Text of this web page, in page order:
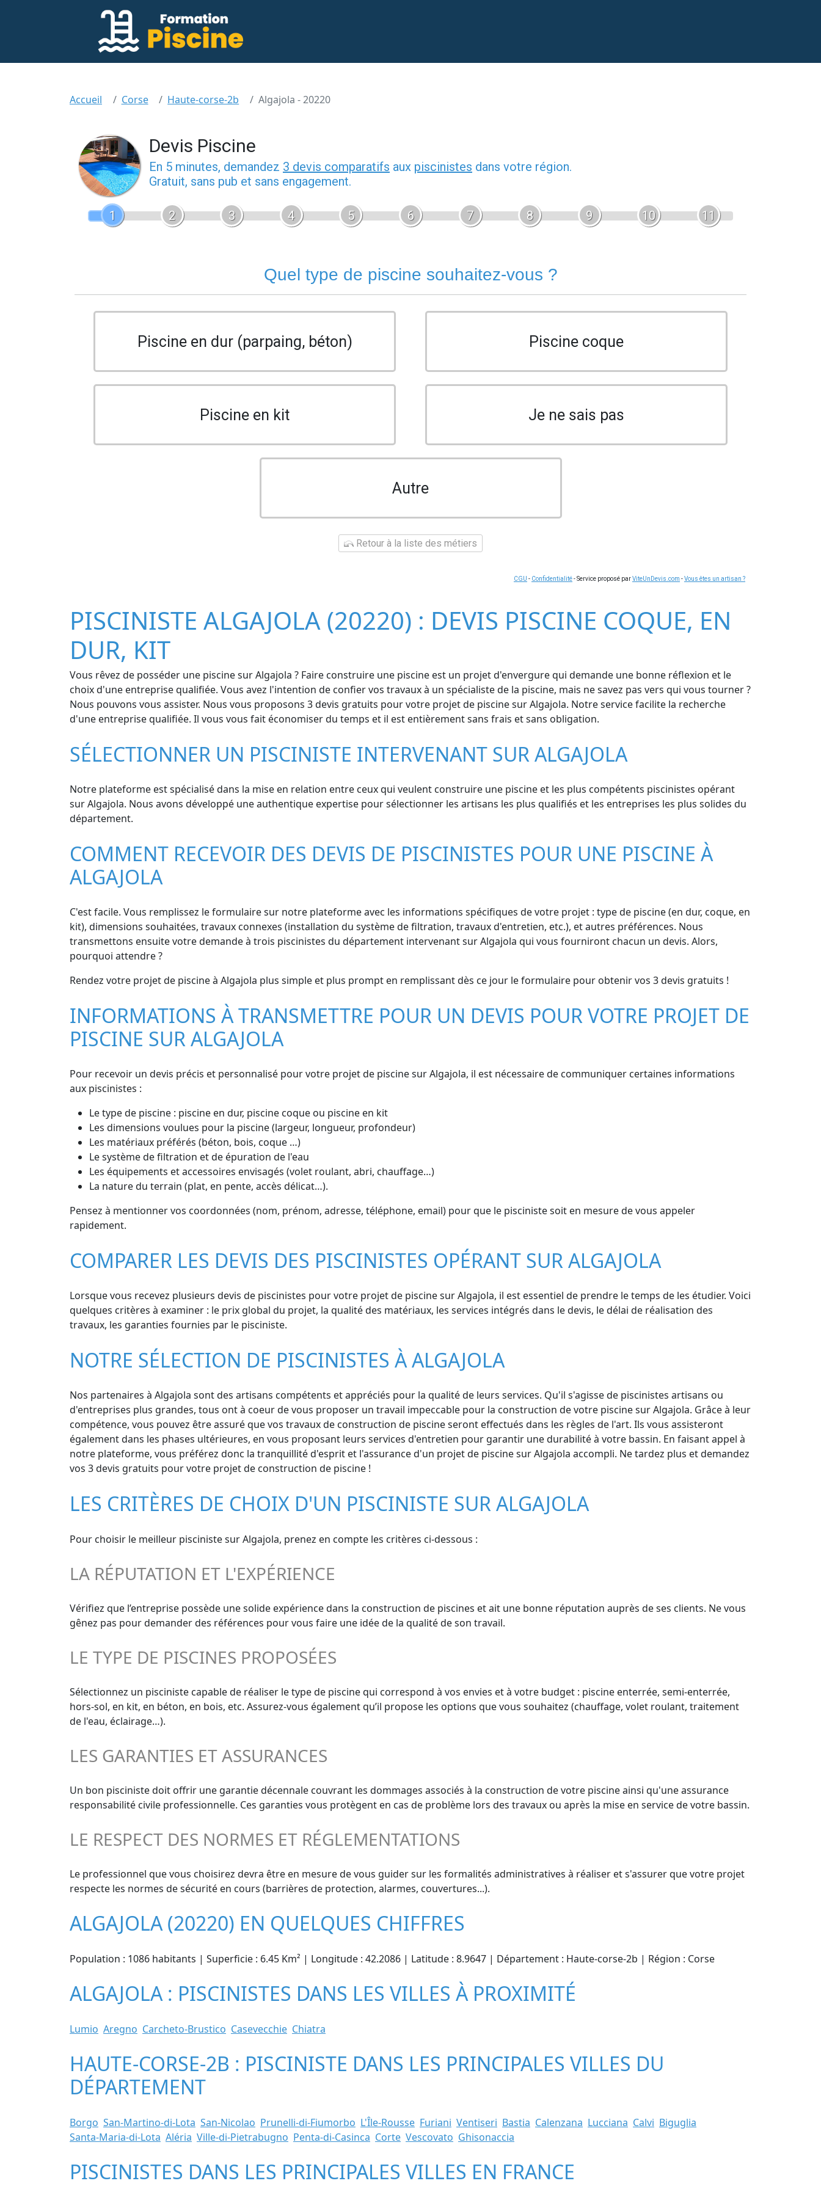
Accueil Corse Haute-corse-2b Algajola - 20220
Devis Piscine
En 5 minutes, demandez 3 devis comparatifs aux piscinistes dans votre région.
Gratuit, sans pub et sans engagement.
1 2 3 4 5 6 7 8 9 10 11
Quel type de piscine souhaitez-vous ?
Piscine en dur (parpaing, béton) Piscine coque
Piscine en kit Je ne sais pas
Autre
Retour à la liste des métiers
CGU - Confidentialité- Service proposé parViteUnDevis.com -Vous êtes un artisan ?
PISCINISTE ALGAJOLA (20220) : DEVIS PISCINE COQUE, EN
DUR, KIT
Vous rêvez de posséder une piscine sur Algajola ? Faire construire une piscine est un projet d'envergure qui demande une bonne réflexion et le
choix d'une entreprise qualifiée. Vous avez l'intention de confier vos travaux à un spécialiste de la piscine, mais ne savez pas vers qui vous tourner ?
Nous pouvons vous assister. Nous vous proposons 3 devis gratuits pour votre projet de piscine sur Algajola. Notre service facilite la recherche
d'une entreprise qualifiée. Il vous vous fait économiser du temps et il est entièrement sans frais et sans obligation.
SÉLECTIONNER UN PISCINISTE INTERVENANT SUR ALGAJOLA
Notre plateforme est spécialisé dans la mise en relation entre ceux qui veulent construire une piscine et les plus compétents piscinistes opérant
sur Algajola. Nous avons développé une authentique expertise pour sélectionner les artisans les plus qualifiés et les entreprises les plus solides du
département.
COMMENT RECEVOIR DES DEVIS DE PISCINISTES POUR UNE PISCINE À
ALGAJOLA
C'est facile. Vous remplissez le formulaire sur notre plateforme avec les informations spécifiques de votre projet : type de piscine (en dur, coque, en
kit), dimensions souhaitées, travaux connexes (installation du système de filtration, travaux d'entretien, etc.), et autres préférences. Nous
transmettons ensuite votre demande à trois piscinistes du département intervenant sur Algajola qui vous fourniront chacun un devis. Alors,
pourquoi attendre ?
Rendez votre projet de piscine à Algajola plus simple et plus prompt en remplissant dès ce jour le formulaire pour obtenir vos 3 devis gratuits !
INFORMATIONS À TRANSMETTRE POUR UN DEVIS POUR VOTRE PROJET DE
PISCINE SUR ALGAJOLA
Pour recevoir un devis précis et personnalisé pour votre projet de piscine sur Algajola, il est nécessaire de communiquer certaines informations
aux piscinistes :
Le type de piscine : piscine en dur, piscine coque ou piscine en kit
Les dimensions voulues pour la piscine (largeur, longueur, profondeur)
Les matériaux préférés (béton, bois, coque …)
Le système de filtration et de épuration de l'eau
Les équipements et accessoires envisagés (volet roulant, abri, chauffage…)
La nature du terrain (plat, en pente, accès délicat…).
Pensez à mentionner vos coordonnées (nom, prénom, adresse, téléphone, email) pour que le pisciniste soit en mesure de vous appeler
rapidement.
COMPARER LES DEVIS DES PISCINISTES OPÉRANT SUR ALGAJOLA
Lorsque vous recevez plusieurs devis de piscinistes pour votre projet de piscine sur Algajola, il est essentiel de prendre le temps de les étudier. Voici
quelques critères à examiner : le prix global du projet, la qualité des matériaux, les services intégrés dans le devis, le délai de réalisation des
travaux, les garanties fournies par le pisciniste.
NOTRE SÉLECTION DE PISCINISTES À ALGAJOLA
Nos partenaires à Algajola sont des artisans compétents et appréciés pour la qualité de leurs services. Qu'il s'agisse de piscinistes artisans ou
d'entreprises plus grandes, tous ont à coeur de vous proposer un travail impeccable pour la construction de votre piscine sur Algajola. Grâce à leur
compétence, vous pouvez être assuré que vos travaux de construction de piscine seront effectués dans les règles de l'art. Ils vous assisteront
également dans les phases ultérieures, en vous proposant leurs services d'entretien pour garantir une durabilité à votre bassin. En faisant appel à
notre plateforme, vous préférez donc la tranquillité d'esprit et l'assurance d'un projet de piscine sur Algajola accompli. Ne tardez plus et demandez
vos 3 devis gratuits pour votre projet de construction de piscine !
LES CRITÈRES DE CHOIX D'UN PISCINISTE SUR ALGAJOLA
Pour choisir le meilleur pisciniste sur Algajola, prenez en compte les critères ci-dessous :
LA RÉPUTATION ET L'EXPÉRIENCE
Vérifiez que l’entreprise possède une solide expérience dans la construction de piscines et ait une bonne réputation auprès de ses clients. Ne vous
gênez pas pour demander des références pour vous faire une idée de la qualité de son travail.
LE TYPE DE PISCINES PROPOSÉES
Sélectionnez un pisciniste capable de réaliser le type de piscine qui correspond à vos envies et à votre budget : piscine enterrée, semi-enterrée,
hors-sol, en kit, en béton, en bois, etc. Assurez-vous également qu’il propose les options que vous souhaitez (chauffage, volet roulant, traitement
de l'eau, éclairage…).
LES GARANTIES ET ASSURANCES
Un bon pisciniste doit offrir une garantie décennale couvrant les dommages associés à la construction de votre piscine ainsi qu'une assurance
responsabilité civile professionnelle. Ces garanties vous protègent en cas de problème lors des travaux ou après la mise en service de votre bassin.
LE RESPECT DES NORMES ET RÉGLEMENTATIONS
Le professionnel que vous choisirez devra être en mesure de vous guider sur les formalités administratives à réaliser et s'assurer que votre projet
respecte les normes de sécurité en cours (barrières de protection, alarmes, couvertures...).
ALGAJOLA (20220) EN QUELQUES CHIFFRES
Population : 1086 habitants | Superficie : 6.45 Km² | Longitude : 42.2086 | Latitude : 8.9647 | Département : Haute-corse-2b | Région : Corse
ALGAJOLA : PISCINISTES DANS LES VILLES À PROXIMITÉ
Lumio Aregno Carcheto-Brustico Casevecchie Chiatra
HAUTE-CORSE-2B : PISCINISTE DANS LES PRINCIPALES VILLES DU
DÉPARTEMENT
Borgo San-Martino-di-Lota San-Nicolao Prunelli-di-Fiumorbo L'Île-Rousse Furiani Ventiseri Bastia Calenzana Lucciana Calvi Biguglia
Santa-Maria-di-Lota Aléria Ville-di-Pietrabugno Penta-di-Casinca Corte Vescovato Ghisonaccia
PISCINISTES DANS LES PRINCIPALES VILLES EN FRANCE